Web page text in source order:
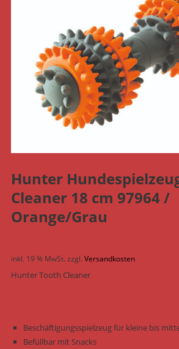
Hunter
Cleaner 18 cm 97964 /
Orange/Grau
inkl. 19 % MwSt. zzgl. Versandkosten
Hunter Tooth Cleaner
Beschäftigungsspielzeug für kleine bis
Befüllbar mit Snacks